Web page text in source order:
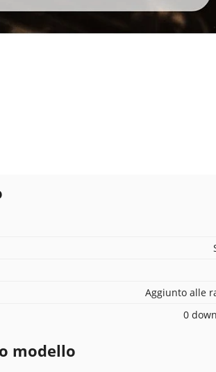
Aggiunto alle
0
modello